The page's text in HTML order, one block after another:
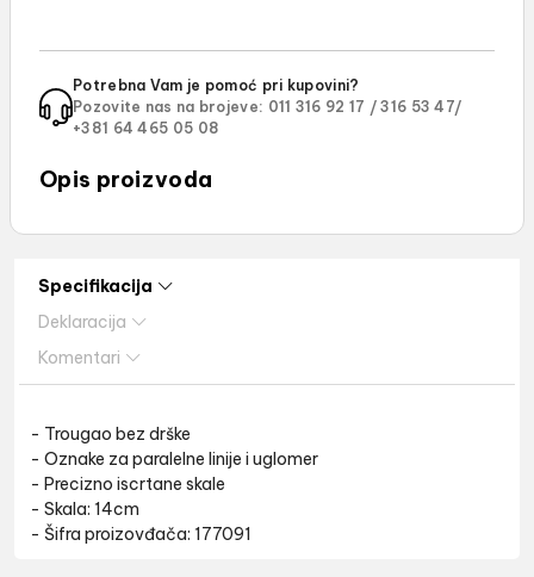
Potrebna Vam je pomoć pri kupovini?
Pozovite nas na brojeve: 011 316 92 17 / 316 53 47/
+381 64 465 05 08
Opis proizvoda
Specifikacija
Deklaracija
Komentari
- Trougao bez drške
- Oznake za paralelne linije i uglomer
- Precizno iscrtane skale
- Skala: 14cm
- Šifra proizovđača: 177091